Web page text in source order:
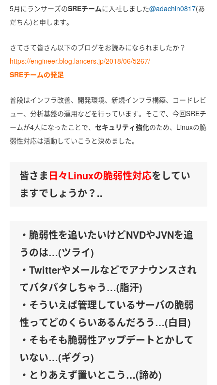
5月にランサーズのSREチームに入社しました@adachin0817(あ
だちん)と申します。
さてさて皆さん以下のブログをお読みになられましたか？
https://engineer.blog.lancers.jp/2018/06/5267/
SREチームの発足
普段はインフラ改善、開発環境、新規インフラ構築、コードレビ
ュー、分析基盤の運用などを行っています。そこで、今回SREチ
ームが4人になったことで、 セキュリティ強化のため、Linuxの脆
弱性対応は活動していこうと決めました。
皆さま日々Linuxの脆弱性対応をしてい
ますでしょうか？..
・脆弱性を追いたいけどNVDやJVNを追
うのは…(ツライ)
・Twitterやメールなどでアナウンスされ
てバタバタしちゃう…(脂汗)
・そういえば管理しているサーバの脆弱
性ってどのくらいあるんだろう…(白目)
・そもそも脆弱性アップデートとかして
いない…(ギグっ)
・とりあえず置いとこう…(諦め)